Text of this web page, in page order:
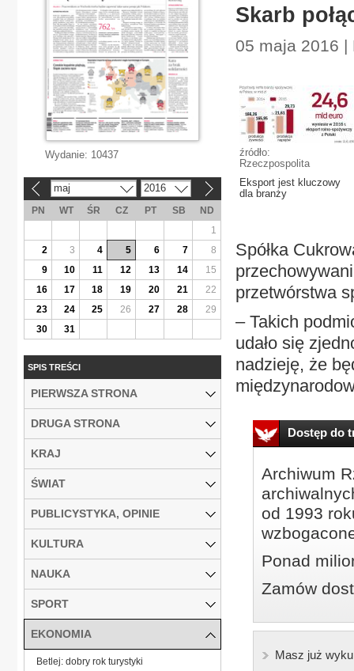
Skarb
05 maja 2016 |
źródło:
Rzeczpospolita
Eksport jest kluczowy
dla branży
Spółka
przetwórstwa
– Takich
udało się
nadzieję, że
Dostęp do
Archiwum
od 1993
Ponad
Zamów
Masz już
Wydanie: 10437
maj 2016
PN WT ŚR CZ PT SB
ND
1
2
3 4 5 6 7
8
9
10 11 12 13 14
15
16
17 18 19 20 21
22
23
24 25 26 27 28
29
30
31
SPIS TREŚCI
PIERWSZA STRONA
DRUGA STRONA
KRAJ
ŚWIAT
PUBLICYSTYKA, OPINIE
KULTURA
NAUKA
SPORT
EKONOMIA
Betlej: dobry rok turystyki